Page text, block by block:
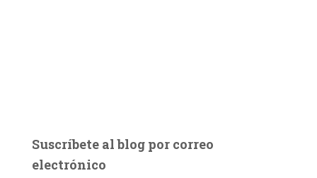
Suscríbete al blog por correo
electrónico